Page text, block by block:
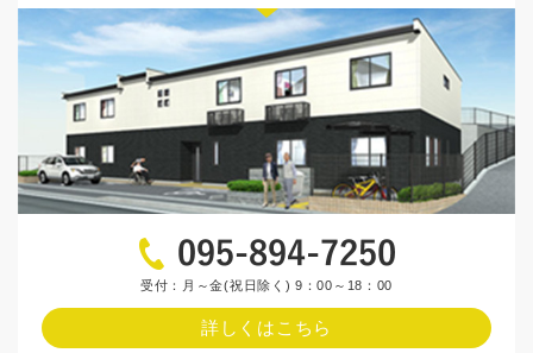
受付：月～金(祝日除く) 9：00～18：00
詳しくはこちら